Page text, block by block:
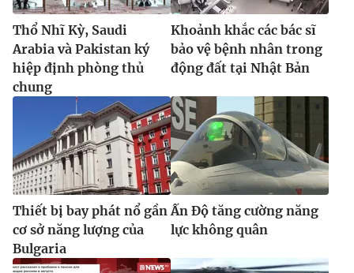
Thổ Nhĩ Kỳ, Saudi
Arabia và Pakistan ký
hiệp định phòng thủ
chung
Khoảnh khắc các bác sĩ
bảo vệ bệnh nhân trong
động đất tại Nhật Bản
Thiết bị bay phát nổ gần
cơ sở năng lượng của
Bulgaria
Ấn Độ tăng cường năng
lực không quân